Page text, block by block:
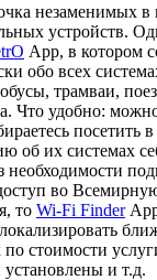
незаменимых в
устройств.
App, в котором
обо всех
трамваи,
Что удобно:
посетить в
об их системах
необходимости
во
то Wi-Fi Finder
по стоимости
установлены и т.д.